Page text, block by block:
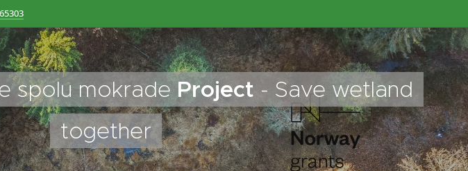
spolu mokradeProject - Save wetland
together